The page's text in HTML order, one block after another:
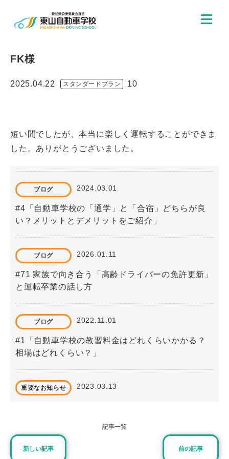
FK様
2025.04.22 スタンダードプラン 10
短い間でしたが、本当に楽しく運転することができま
した。ありがとうございました。
ブログ 2024.03.01
#4「自動車学校の「通学」と「合宿」どちらが良
い？メリットとデメリットをご紹介」
ブログ 2026.01.11
#71 家族で向き合う「高齢ドライバーの免許更新」
と運転卒業の話し方
ブログ 2022.11.01
#1「自動車学校の教習料金はどれくらいかかる？
相場はどれくらい？」
重要なお知らせ 2023.03.13
新しい記事
記事一覧
前の記事